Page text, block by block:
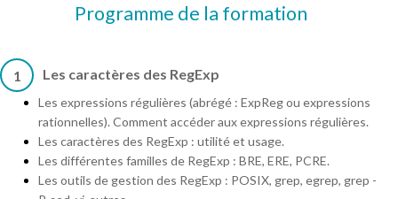
Programme de la formation
1 Les caractères des RegExp
Les expressions régulières (abrégé : ExpReg ou expressions
rationnelles). Comment accéder aux expressions régulières.
Les caractères des RegExp : utilité et usage.
Les différentes familles de RegExp : BRE, ERE, PCRE.
Les outils de gestion des RegExp : POSIX, grep, egrep, grep -